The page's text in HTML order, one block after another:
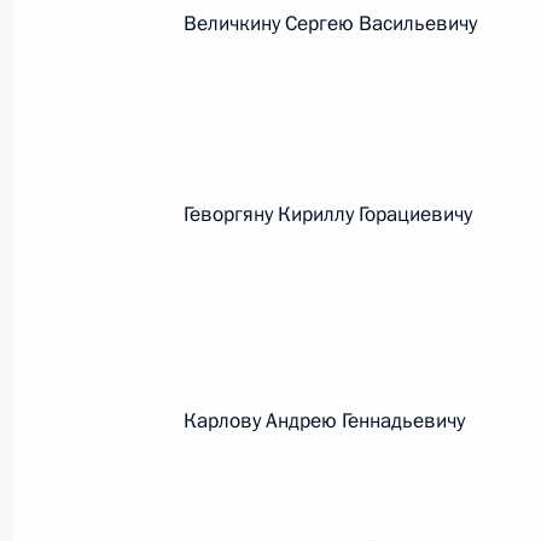
О внесении изменений в статьи 85 и 102
О внесении изменений в Трудовой
Величкину Сергею Васильевичу
Геворгяну Кириллу Горациевичу
Карлову Андрею Геннадьевичу